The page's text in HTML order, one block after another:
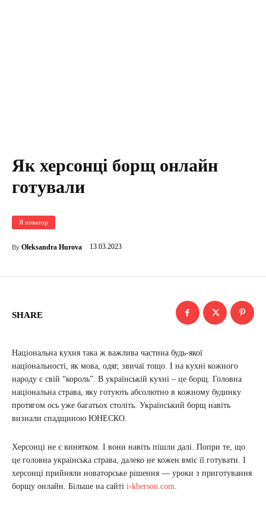
Як херсонці борщ онлайн
готували
Я новатор
By Oleksandra Hurova 13.03.2023
SHARE
Національна кухня така ж важлива частина будь-якої
національності, як мова, одяг, звичаї тощо. І на кухні кожного
народу є свій “король”. В українській кухні – це борщ. Головна
національна страва, яку готують абсолютно в кожному будинку
протягом ось уже багатьох століть. Український борщ навіть
визнали спадщиною ЮНЕСКО.
Херсонці не є винятком. І вони навіть пішли далі. Попри те, що
це головна українська страва, далеко не кожен вміє її готувати. І
херсонці прийняли новаторське рішення — уроки з приготування
борщу онлайн. Більше на сайті i-kherson.com.